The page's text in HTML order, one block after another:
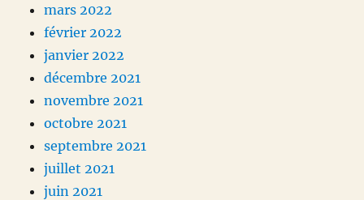
mars 2022
février 2022
janvier 2022
décembre 2021
novembre 2021
octobre 2021
septembre 2021
juillet 2021
juin 2021